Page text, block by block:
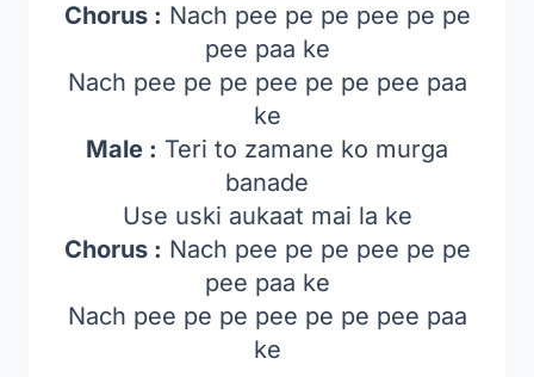
Chorus : Nach pee pe pe pee pe pe
pee paa ke
Nach pee pe pe pee pe pe pee paa
ke
Male : Teri to zamane ko murga
banade
Use uski aukaat mai la ke
Chorus : Nach pee pe pe pee pe pe
pee paa ke
Nach pee pe pe pee pe pe pee paa
ke